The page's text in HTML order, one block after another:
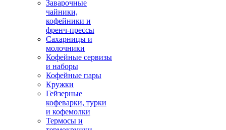
Заварочные
чайники,
кофейники и
френч-прессы
Сахарницы и
молочники
Кофейные сервизы
и наборы
Кофейные пары
Кружки
Гейзерные
кофеварки, турки
и кофемолки
Термосы и